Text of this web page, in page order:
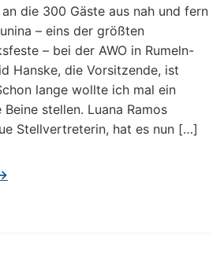
die 300 Gäste aus nah und fern
– eins der größten
– bei der AWO in Rumeln-
Hanske, die Vorsitzende, ist
lange wollte ich mal ein
stellen. Luana Ramos
Stellvertreterin, hat es nun […]